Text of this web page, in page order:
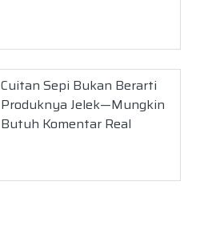
Cuitan Sepi Bukan Berarti
Produknya Jelek—Mungkin
Butuh Komentar Real